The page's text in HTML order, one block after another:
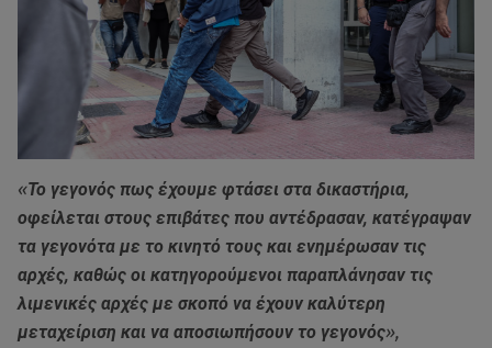
«Το γεγονός πως έχουμε φτάσει στα δικαστήρια,
οφείλεται στους επιβάτες που αντέδρασαν, κατέγραψαν
τα γεγονότα με το κινητό τους και ενημέρωσαν τις
αρχές, καθώς οι κατηγορούμενοι παραπλάνησαν τις
λιμενικές αρχές με σκοπό να έχουν καλύτερη
μεταχείριση και να αποσιωπήσουν το γεγονός»,